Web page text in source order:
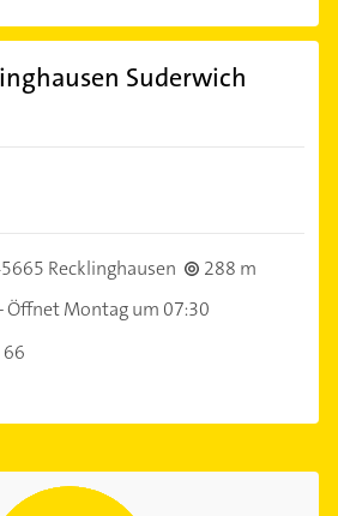
Suderwich
Recklinghausen
288 m
Öffnet Montag um 07:30